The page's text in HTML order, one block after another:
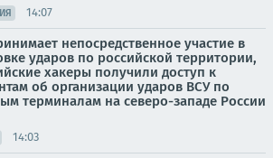
14:07
непосредственное участие в
ударов по российской территории,
хакеры получили доступ к
об организации ударов ВСУ по
терминалам на северо-западе России
14:03